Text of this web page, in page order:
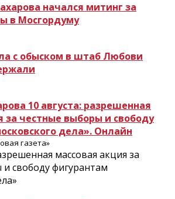
начался митинг за
в Мосгордуму
с обыском в штаб Любови
10 августа: разрешенная
за честные выборы и свободу
дела». Онлайн
газета»
массовая акция за
свободу фигурантам